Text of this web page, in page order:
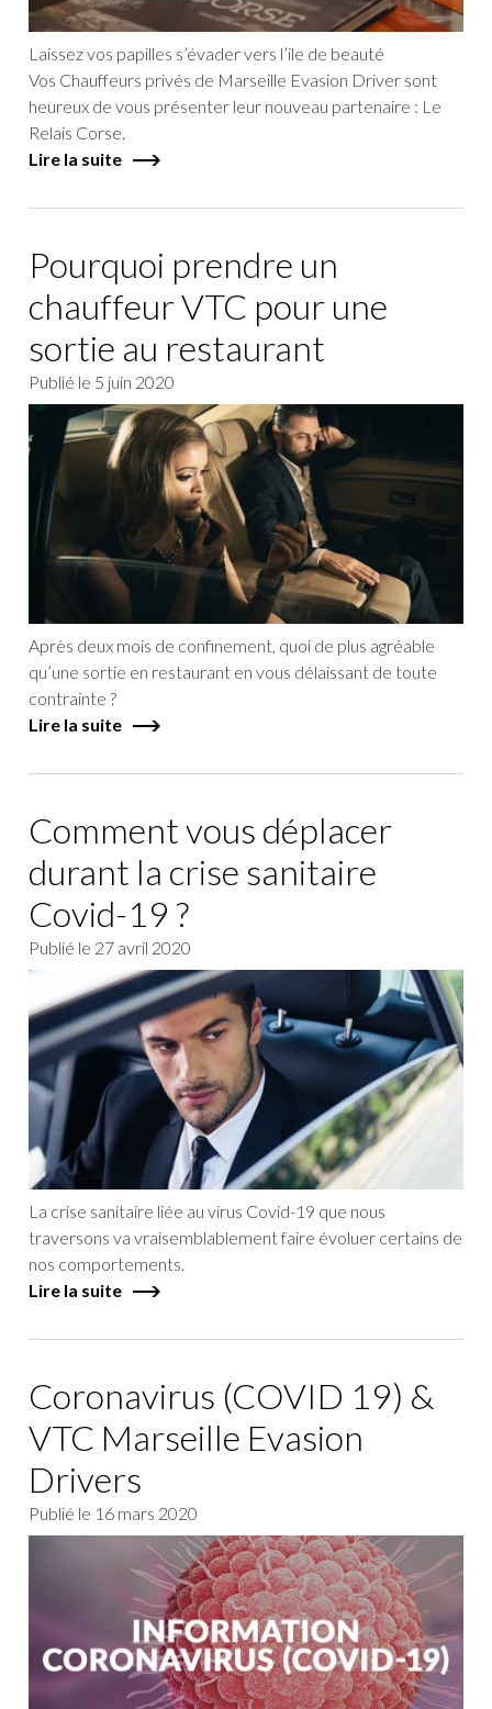
Laissez vos papilles s’évader vers l’ile de beauté
Vos Chauffeurs privés de Marseille Evasion Driver sont
heureux de vous présenter leur nouveau partenaire : Le
Relais Corse.
Lire la suite
Pourquoi prendre un
chauffeur VTC pour une
sortie au restaurant
Publié le 5 juin 2020
Après deux mois de confinement, quoi de plus agréable
qu’une sortie en restaurant en vous délaissant de toute
contrainte ?
Lire la suite
Comment vous déplacer
durant la crise sanitaire
Covid-19 ?
Publié le 27 avril 2020
La crise sanitaire liée au virus Covid-19 que nous
traversons va vraisemblablement faire évoluer certains de
nos comportements.
Lire la suite
Coronavirus (COVID 19) &
VTC Marseille Evasion
Drivers
Publié le 16 mars 2020